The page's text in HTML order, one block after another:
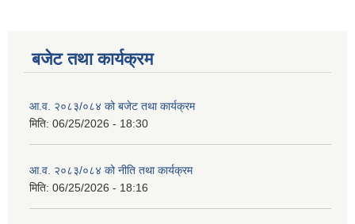
बजेट तथा कार्यक्रम
आ.व. २०८३/०८४ को बजेट तथा कार्यक्रम
मिति: 06/25/2026 - 18:30
आ.व. २०८३/०८४ को नीति तथा कार्यक्रम
मिति: 06/25/2026 - 18:16